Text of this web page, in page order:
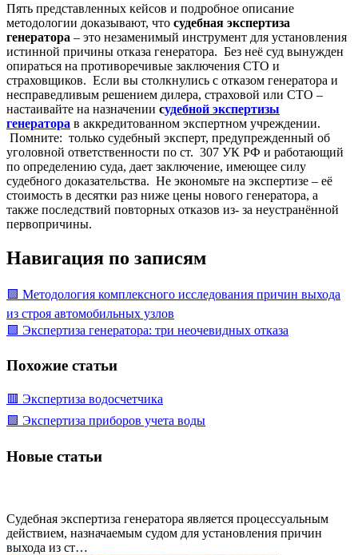
Пять представленных кейсов и подробное описание
методологии доказывают, что судебная экспертиза
генератора – это незаменимый инструмент для установления
истинной причины отказа генератора. Без неё суд вынужден
опираться на противоречивые заключения СТО и
страховщиков. Если вы столкнулись с отказом генератора и
несправедливым решением дилера, страховой или СТО –
настаивайте на назначении судебной экспертизы
генератора в аккредитованном экспертном учреждении.
Помните: только судебный эксперт, предупрежденный об
уголовной ответственности по ст. 307 УК РФ и работающий
по определению суда, дает заключение, имеющее силу
судебного доказательства. Не экономьте на экспертизе – её
стоимость в десятки раз ниже цены нового генератора, а
также последствий повторных отказов из- за неустранённой
первопричины.
Навигация по записям
🟩 Методология комплексного исследования причин выхода
из строя автомобильных узлов
🟩 Экспертиза генератора: три неочевидных отказа
Похожие статьи
🟥 Экспертиза водосчетчика
🟩 Экспертиза приборов учета воды
Новые статьи
Судебная экспертиза генератора является процессуальным
действием, назначаемым судом для установления причин
выхода из ст…